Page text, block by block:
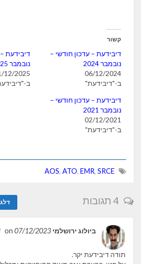
קשור
דיבידעת – עדכון חודשי –
נובמבר 2024
06/12/2024
ב-"דיבידעת"
דיבידעת
נובמבר 2025
12/2025
ב-
דיבידעת – עדכון חודשי –
נובמבר 2021
02/12/2021
ב-"דיבידעת"
AOS, ATO, EMR, SRCE
ביולוג ירושלמי 07/12/2023
תודה דיבידעת יקר.